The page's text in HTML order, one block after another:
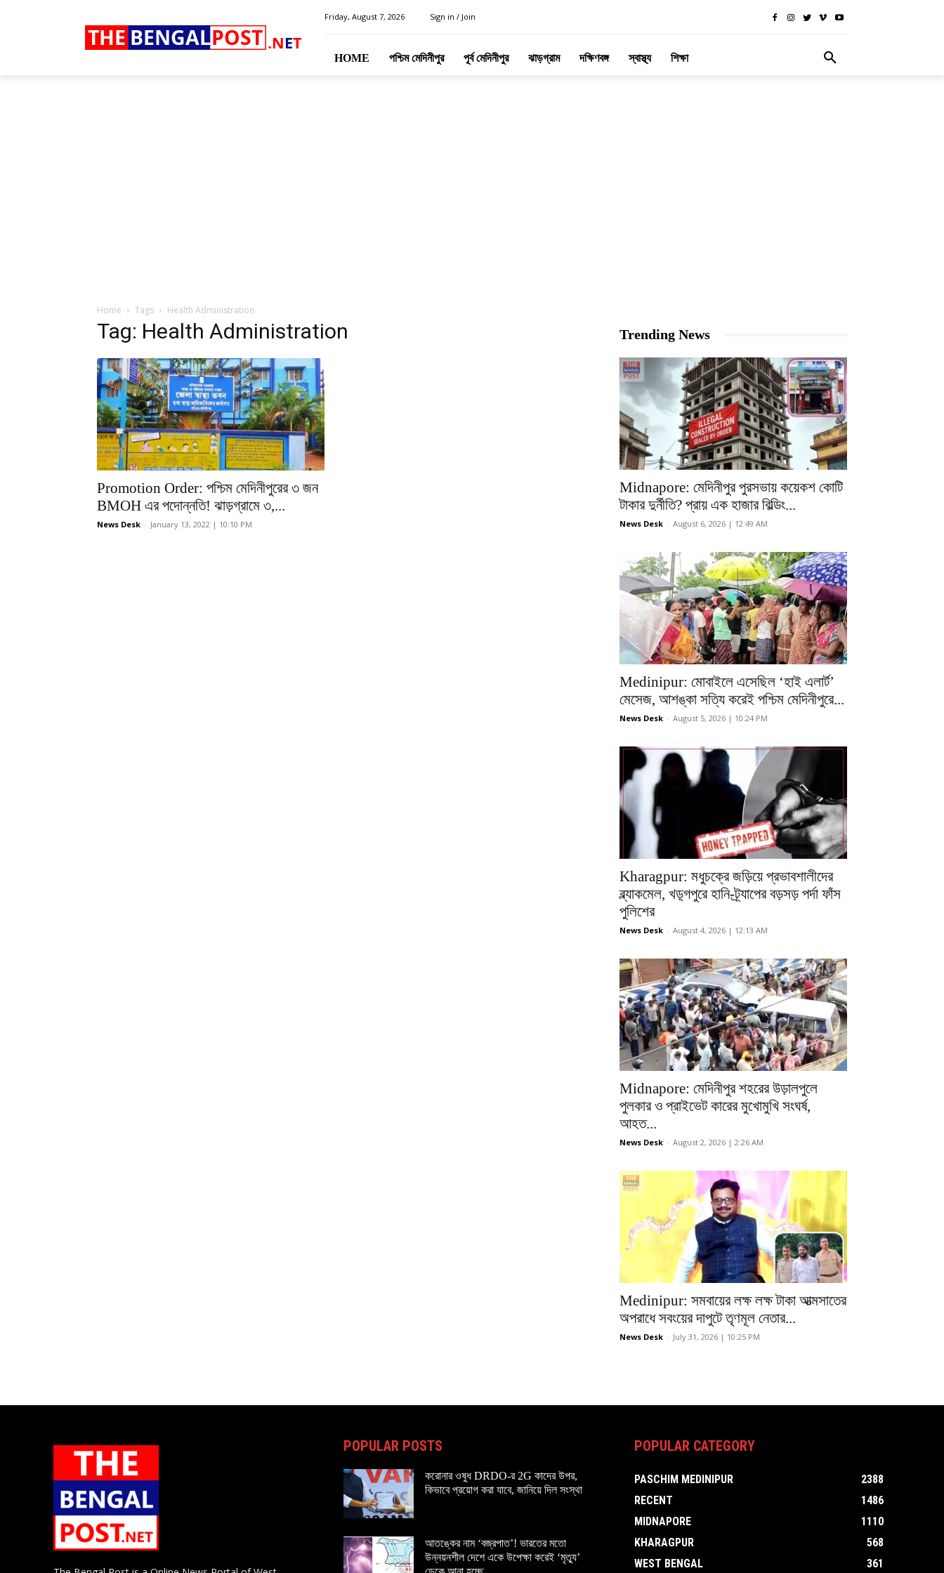
.NET
THE BENGALPOST
Friday, August 7, 2026 Sign in / Join
HOME পশ্চিম মেদিনীপুর পূর্ব মেদিনীপুর ঝাড়গ্রাম দক্ষিণবঙ্গ স্বাস্থ্য শিক্ষা
Home Tags Health Administration
Tag: Health Administration
Promotion Order: পশ্চিম মেদিনীপুরের ৩ জন
BMOH এর পদোন্নতি! ঝাড়গ্রামে ৩,...
News Desk - January 13, 2022 | 10:10 PM
Trending News
Midnapore: মেদিনীপুর পুরসভায় কয়েকশ কোটি
টাকার দুর্নীতি? প্রায় এক হাজার বিল্ডিং...
News Desk - August 6, 2026 | 12:49 AM
Medinipur: মোবাইলে এসেছিল ‘হাই এলার্ট’
মেসেজ, আশঙ্কা সত্যি করেই পশ্চিম মেদিনীপুরে...
News Desk - August 5, 2026 | 10:24 PM
Kharagpur: মধুচক্রে জড়িয়ে প্রভাবশালীদের
ব্ল্যাকমেল, খড়্গপুরে হানি-ট্র্যাপের বড়সড় পর্দা ফাঁস
পুলিশের
News Desk - August 4, 2026 | 12:13 AM
Midnapore: মেদিনীপুর শহরের উড়ালপুলে
পুলকার ও প্রাইভেট কারের মুখোমুখি সংঘর্ষ,
আহত...
News Desk - August 2, 2026 | 2:26 AM
Medinipur: সমবায়ের লক্ষ লক্ষ টাকা আত্মসাতের
অপরাধে সবংয়ের দাপুটে তৃণমূল নেতার...
News Desk - July 31, 2026 | 10:25 PM
POPULAR POSTS
করোনার ওষুধ DRDO-র 2G কাদের উপর,
কিভাবে প্রয়োগ করা যাবে, জানিয়ে দিল সংস্থা
আতঙ্কের নাম ‘বজ্রপাত’! ভারতের মতো
উন্নয়নশীল দেশে একে উপেক্ষা করেই ‘মৃত্যু’
POPULAR CATEGORY
PASCHIM MEDINIPUR
2388
RECENT
1486
MIDNAPORE
1110
KHARAGPUR
568
WEST BENGAL
361